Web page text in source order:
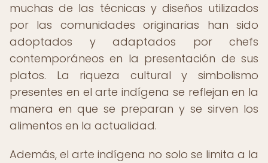
muchas de las técnicas y diseños utilizados
por las comunidades originarias han sido
adoptados y adaptados por chefs
contemporáneos en la presentación de sus
platos. La riqueza cultural y simbolismo
presentes en el arte indígena se reflejan en la
manera en que se preparan y se sirven los
alimentos en la actualidad.
Además, el arte indígena no solo se limita a la